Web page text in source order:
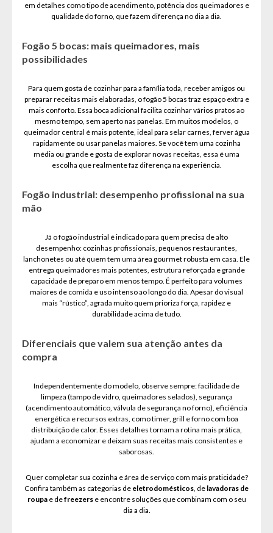
em detalhes como tipo de acendimento, potência dos queimadores e
qualidade do forno, que fazem diferença no dia a dia.
Fogão 5 bocas: mais queimadores, mais
possibilidades
Para quem gosta de cozinhar para a família toda, receber amigos ou
preparar receitas mais elaboradas, o fogão 5 bocas traz espaço extra e
mais conforto. Essa boca adicional facilita cozinhar vários pratos ao
mesmo tempo, sem aperto nas panelas. Em muitos modelos, o
queimador central é mais potente, ideal para selar carnes, ferver água
rapidamente ou usar panelas maiores. Se você tem uma cozinha
média ou grande e gosta de explorar novas receitas, essa é uma
escolha que realmente faz diferença na experiência.
Fogão industrial: desempenho profissional na sua
mão
Já o fogão industrial é indicado para quem precisa de alto
desempenho: cozinhas profissionais, pequenos restaurantes,
lanchonetes ou até quem tem uma área gourmet robusta em casa. Ele
entrega queimadores mais potentes, estrutura reforçada e grande
capacidade de preparo em menos tempo. É perfeito para volumes
maiores de comida e uso intenso ao longo do dia. Apesar do visual
mais “rústico”, agrada muito quem prioriza força, rapidez e
durabilidade acima de tudo.
Diferenciais que valem sua atenção antes da
compra
Independentemente do modelo, observe sempre: facilidade de
limpeza (tampo de vidro, queimadores selados), segurança
(acendimento automático, válvula de segurança no forno), eficiência
energética e recursos extras, como timer, grill e forno com boa
distribuição de calor. Esses detalhes tornam a rotina mais prática,
ajudam a economizar e deixam suas receitas mais consistentes e
saborosas.
Quer completar sua cozinha e área de serviço com mais praticidade?
Confira também as categorias de eletrodomésticos, de lavadoras de
roupae defreezerse encontre soluções que combinam com o seu
dia a dia.